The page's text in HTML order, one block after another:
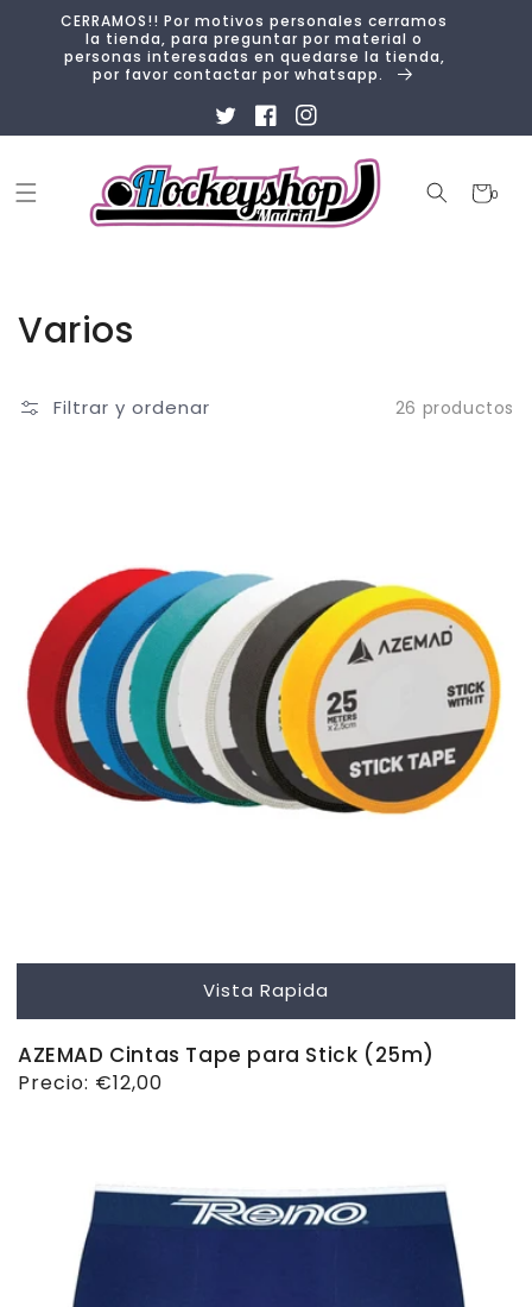
directamente
al contenido
CERRAMOS!! Por motivos personales cerramos
la tienda, para preguntar por material o
personas interesadas en quedarse la tienda,
por favor contactar por whatsapp.
TwitterFacebookInstagram
Carrito
0
0
artículos
Colección:
Varios
Filtrar y ordenar 26 productos
Vista Rapida
AZEMAD Cintas Tape para Stick (25m)
Precio
Precio: €12,00